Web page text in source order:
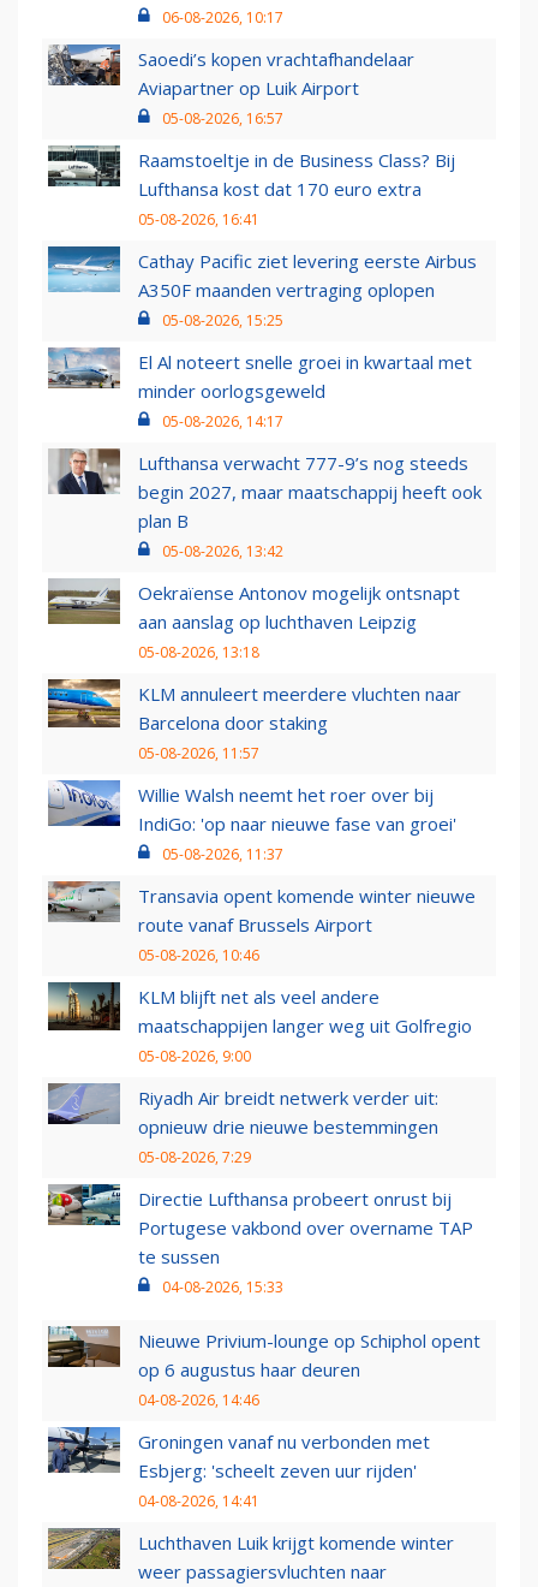
06-08-2026, 10:17
Saoedi’s kopen vrachtafhandelaar
Aviapartner op Luik Airport
05-08-2026, 16:57
Raamstoeltje in de Business Class? Bij
Lufthansa kost dat 170 euro extra
05-08-2026, 16:41
Cathay Pacific ziet levering eerste Airbus
A350F maanden vertraging oplopen
05-08-2026, 15:25
El Al noteert snelle groei in kwartaal met
minder oorlogsgeweld
05-08-2026, 14:17
Lufthansa verwacht 777-9’s nog steeds
begin 2027, maar maatschappij heeft ook
plan B
05-08-2026, 13:42
Oekraïense Antonov mogelijk ontsnapt
aan aanslag op luchthaven Leipzig
05-08-2026, 13:18
KLM annuleert meerdere vluchten naar
Barcelona door staking
05-08-2026, 11:57
Willie Walsh neemt het roer over bij
IndiGo: 'op naar nieuwe fase van groei'
05-08-2026, 11:37
Transavia opent komende winter nieuwe
route vanaf Brussels Airport
05-08-2026, 10:46
KLM blijft net als veel andere
maatschappijen langer weg uit Golfregio
05-08-2026, 9:00
Riyadh Air breidt netwerk verder uit:
opnieuw drie nieuwe bestemmingen
05-08-2026, 7:29
Directie Lufthansa probeert onrust bij
Portugese vakbond over overname TAP
te sussen
04-08-2026, 15:33
Nieuwe Privium-lounge op Schiphol opent
op 6 augustus haar deuren
04-08-2026, 14:46
Groningen vanaf nu verbonden met
Esbjerg: 'scheelt zeven uur rijden'
04-08-2026, 14:41
Luchthaven Luik krijgt komende winter
weer passagiersvluchten naar